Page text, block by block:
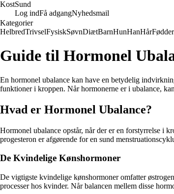
KostSund
Log indFå adgangNyhedsmail
Kategorier
HelbredTrivselFysiskSøvnDiætBarnHunHanHårFødder
Guide til Hormonel
En hormonel ubalance kan have en betydelig
funktioner i kroppen. Når hormonerne er i ubalance,
Hvad er Hormonel Ubalance?
Hormonel ubalance opstår, når der er en forstyrrelse i
progesteron er afgørende for en sund
De Kvindelige Kønshormoner
De vigtigste kvindelige kønshormoner omfatter
processer hos kvinder. Når balancen mellem disse